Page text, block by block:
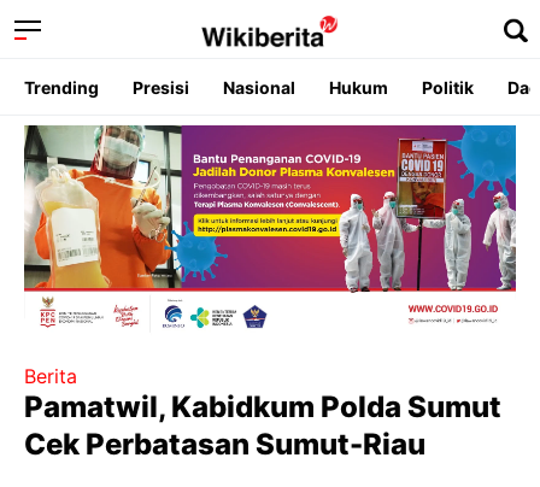
Trending Presisi Nasional Hukum Politik
Berita
Pamatwil, Kabidkum Polda Sumut
Cek Perbatasan Sumut-Riau